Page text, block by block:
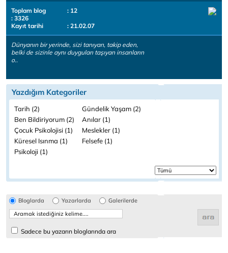
Toplam blog
: 12
: 3326
Kayıt tarihi
: 21.02.07
Dünyanın bir yerinde, sizi tanıyan, takip eden,
belki de sizinle aynı duyguları taşıyan insanların
o..
Yazdığım Kategoriler
Tarih (2)
Gündelik Yaşam (2)
Ben Bildiriyorum (2)
Anılar (1)
Çocuk Psikolojisi (1)
Meslekler (1)
Küresel Isınma (1)
Felsefe (1)
Psikoloji (1)
Bloglarda Yazarlarda Galerilerde
Sadece bu yazarın bloglarında ara